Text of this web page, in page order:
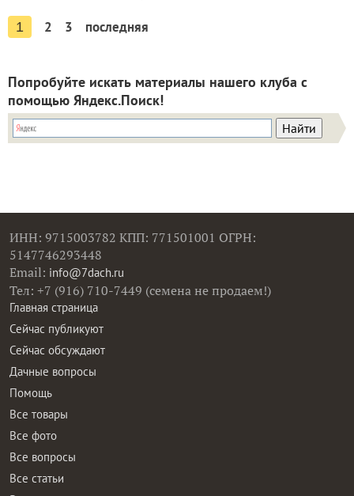
1 2 3 последняя
Попробуйте искать материалы нашего клуба с
помощью Яндекс.Поиск!
ИНН: 9715003782 КПП: 771501001 ОГРН:
5147746293448
Email: info@7dach.ru
Тел: +7 (916) 710-7449 (семена не продаем!)
Главная страница
Сейчас публикуют
Сейчас обсуждают
Дачные вопросы
Помощь
Все товары
Все фото
Все вопросы
Все статьи